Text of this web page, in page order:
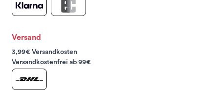
Versand
3,99€ Versandkosten
Versandkostenfrei ab 99€